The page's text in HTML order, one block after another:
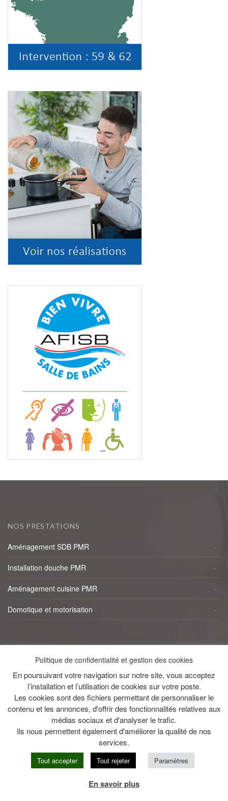
NOS PRESTATIONS
Aménagement SDB PMR
Installation douche PMR
Aménagement cuisine PMR
Domotique et motorisation
Accueil
Réalisations
Contact
Mentions légales
Politique de confidentialité et gestion des cookies
En poursuivant votre navigation sur notre site, vous acceptez
l’installation et l’utilisation de cookies sur votre poste.
Les cookies sont des fichiers permettant de personnaliser le
contenu et les annonces, d'offrir des fonctionnalités relatives aux
médias sociaux et d'analyser le trafic.
Ils nous permettent également d'améliorer la qualité de nos
services.
Tout accepter Tout rejeter Paramètres
En savoir plus